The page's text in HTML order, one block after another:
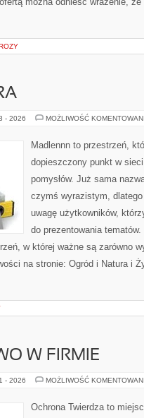
- 2026 MOŻLIWOŚĆ
Madlennn to przestrzeń,
dopieszczony punkt w
pomysłów. Już sama
czymś wyrazistym,
uwagę użytkowników,
do prezentowania
w której ważne są zarówno
na stronie: Ogród i Natura i
W FIRMIE
- 2026 MOŻLIWOŚĆ
Ochrona Twierdza to